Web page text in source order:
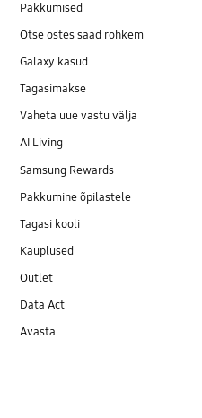
Pakkumised
Otse ostes saad rohkem
Galaxy kasud
Tagasimakse
Vaheta uue vastu välja
AI Living
Samsung Rewards
Pakkumine õpilastele
Tagasi kooli
Kauplused
Outlet
Data Act
Avasta